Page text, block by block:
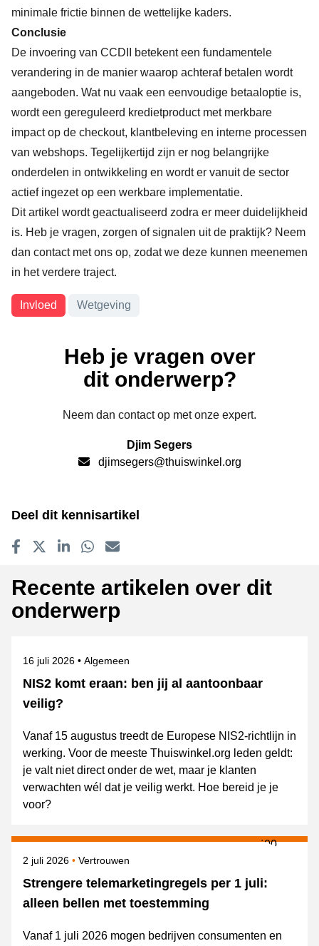
minimale frictie binnen de wettelijke kaders.
Conclusie
De invoering van CCDII betekent een fundamentele
verandering in de manier waarop achteraf betalen wordt
aangeboden. Wat nu vaak een eenvoudige betaaloptie is,
wordt een gereguleerd kredietproduct met merkbare
impact op de checkout, klantbeleving en interne processen
van webshops. Tegelijkertijd zijn er nog belangrijke
onderdelen in ontwikkeling en wordt er vanuit de sector
actief ingezet op een werkbare implementatie.
Dit artikel wordt geactualiseerd zodra er meer duidelijkheid
is. Heb je vragen, zorgen of signalen uit de praktijk? Neem
dan contact met ons op, zodat we deze kunnen meenemen
in het verdere traject.
Onderwerpen
Invloed Wetgeving
Heb je vragen over
dit onderwerp?
Neem dan contact op met onze expert.
Djim Segers
djimsegers@thuiswinkel.org
Deel dit kennisartikel
Recente artikelen over dit
onderwerp
NIS2 komt eraan: ben jij al aantoonbaar
veilig?
Gepubliceerd op
16 juli 2026 Onderwerpen
Algemeen
Vanaf 15 augustus treedt de Europese NIS2-richtlijn in
werking. Voor de meeste Thuiswinkel.org leden geldt:
je valt niet direct onder de wet, maar je klanten
verwachten wél dat je veilig werkt. Hoe bereid je je
voor?
Strengere telemarketingregels per 1 juli:
alleen bellen met toestemming
Gepubliceerd op
2 juli 2026 Onderwerpen
Vertrouwen
Vanaf 1 juli 2026 mogen bedrijven consumenten en